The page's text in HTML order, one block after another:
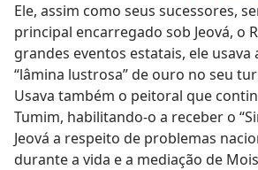
Ele, assim como seus sucessores,
principal encarregado sob Jeová, o
grandes eventos estatais, ele usava
“lâmina lustrosa” de ouro no seu
Usava também o peitoral que
Tumim, habilitando-o a receber o
Jeová a respeito de problemas
durante a vida e a mediação de